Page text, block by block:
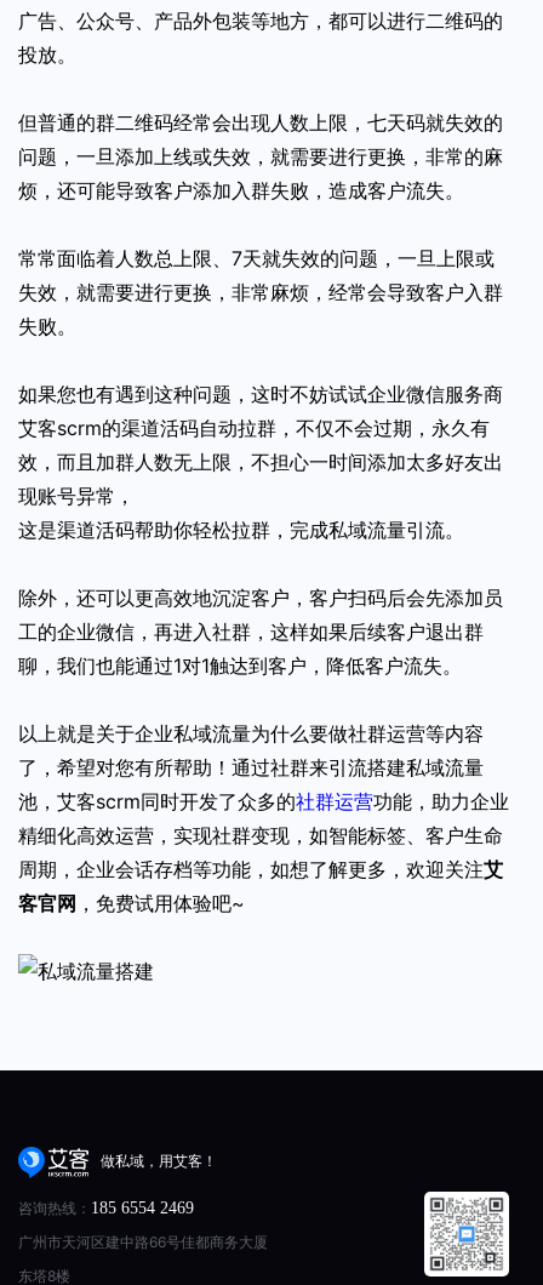
广告、公众号、产品外包装等地方，都可以进行二维码的
投放。
但普通的群二维码经常会出现人数上限，七天码就失效的
问题，一旦添加上线或失效，就需要进行更换，非常的麻
烦，还可能导致客户添加入群失败，造成客户流失。
常常面临着人数总上限、7天就失效的问题，一旦上限或
失效，就需要进行更换，非常麻烦，经常会导致客户入群
失败。
如果您也有遇到这种问题，这时不妨试试企业微信服务商
艾客scrm的渠道活码自动拉群，不仅不会过期，永久有
效，而且加群人数无上限，不担心一时间添加太多好友出
现账号异常，
这是渠道活码帮助你轻松拉群，完成私域流量引流。
除外，还可以更高效地沉淀客户，客户扫码后会先添加员
工的企业微信，再进入社群，这样如果后续客户退出群
聊，我们也能通过1对1触达到客户，降低客户流失。
以上就是关于企业私域流量为什么要做社群运营等内容
了，希望对您有所帮助！通过社群来引流搭建私域流量
池，艾客scrm同时开发了众多的社群运营功能，助力企业
精细化高效运营，实现社群变现，如智能标签、客户生命
周期，企业会话存档等功能，如想了解更多，欢迎关注艾
客官网 ，免费试用体验吧~
做私域，用艾客！
咨询热线： 185 6554 2469
广州市天河区建中路66号佳都商务大厦
东塔8楼